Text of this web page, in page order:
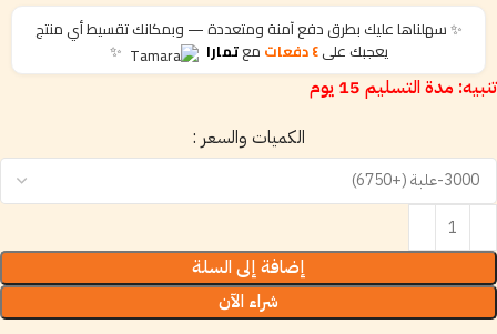
✨ سهلناها عليك بطرق دفع آمنة ومتعددة — وبمكانك تقسيط أي منتج
يعجبك على٤ دفعات معتمارا
✨
تنبيه: مدة التسليم 15 يوم
الكميات والسعر :
إضافة إلى السلة
شراء الآن